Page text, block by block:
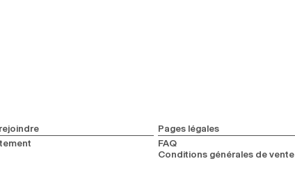
Pages légales
FAQ
Conditions générales de vente